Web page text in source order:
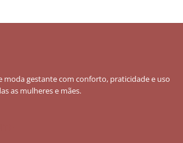
moda gestante com conforto, praticidade e uso
as mulheres e mães.